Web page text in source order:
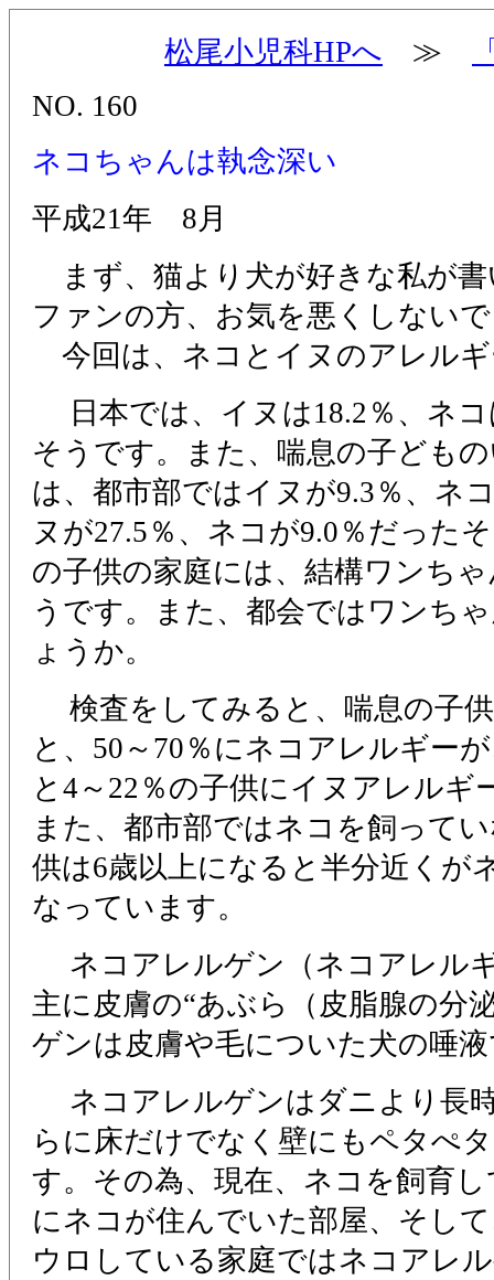
松尾小児科HPへ ≫
NO. 160
ネコちゃんは執念深い
平成21年 8月
まず、猫より犬が好きな私が
ファンの方、お気を悪くしない
今回は、ネコとイヌのアレル
日本では、イヌは18.2％、ネコ
そうです。また、喘息の子ども
は、都市部ではイヌが9.3％、ネ
ヌが27.5％、ネコが9.0％だった
の子供の家庭には、結構ワンち
うです。また、都会ではワンち
ょうか。
検査をしてみると、喘息の子
と、50～70％にネコアレルギー
と4～22％の子供にイヌアレルギ
また、都市部ではネコを飼って
供は6歳以上になると半分近くが
なっています。
ネコアレルゲン（ネコアレル
主に皮膚の“あぶら（皮脂腺の分
ゲンは皮膚や毛についた犬の唾
ネコアレルゲンはダニより長
らに床だけでなく壁にもペタぺ
す。その為、現在、ネコを飼育
にネコが住んでいた部屋、そし
ウロしている家庭ではネコアレ